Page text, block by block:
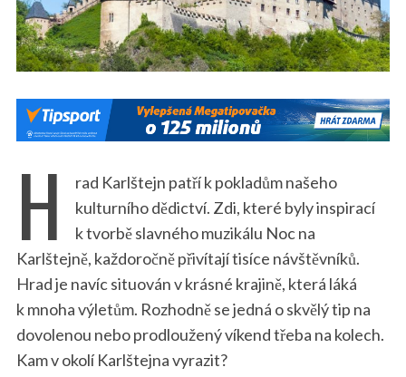
H
rad Karlštejn patří k pokladům našeho
kulturního dědictví. Zdi, které byly inspirací
k tvorbě slavného muzikálu Noc na
Karlštejně, každoročně přivítají tisíce návštěvníků.
Hrad je navíc situován v krásné krajině, která láká
k mnoha výletům. Rozhodně se jedná o skvělý tip na
dovolenou nebo prodloužený víkend třeba na kolech.
Kam v okolí Karlštejna vyrazit?